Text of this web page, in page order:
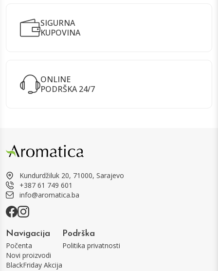
SIGURNA
KUPOVINA
ONLINE
PODRŠKA 24/7
Kundurdžiluk 20, 71000, Sarajevo
+387 61 749 601
info@aromatica.ba
Navigacija
Počenta
Novi proizvodi
BlackFriday Akcija
Podrška
Politika privatnosti